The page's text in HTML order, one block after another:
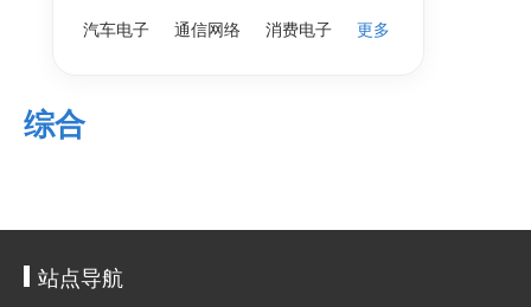
汽车电子
通信网络 消费电子 更多
综合
站点导航